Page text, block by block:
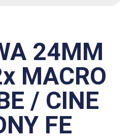
24MM
MACRO
/ CINE
FE